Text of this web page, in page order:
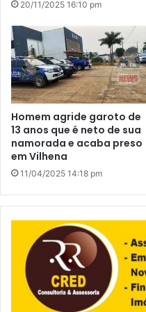
20/11/2025 16:10 pm
Homem agride garoto de
13 anos que é neto de sua
namorada e acaba preso
em Vilhena
11/04/2025 14:18 pm